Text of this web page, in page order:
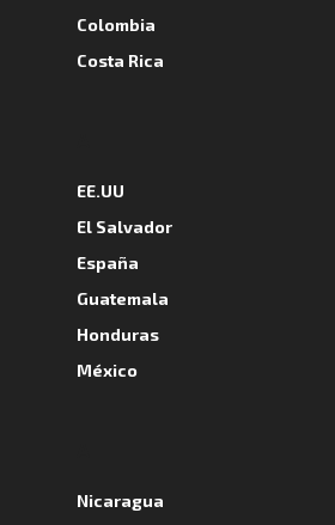
Colombia
Costa Rica
EE.UU
El Salvador
España
Guatemala
Honduras
México
Nicaragua